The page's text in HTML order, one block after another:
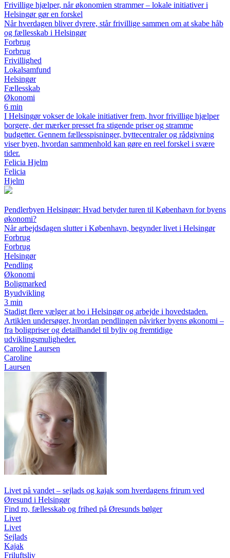
Frivillige hjælper, når økonomien strammer – lokale initiativer i
Helsingør gør en forskel
Når hverdagen bliver dyrere, står frivillige sammen om at skabe håb
og fællesskab i Helsingør
Forbrug
Forbrug
Frivillighed
Lokalsamfund
Helsingør
Fællesskab
Økonomi
6 min
I Helsingør vokser de lokale initiativer frem, hvor frivillige hjælper
borgere, der mærker presset fra stigende priser og stramme
budgetter. Gennem fællesspisninger, byttecentraler og rådgivning
viser byen, hvordan sammenhold kan gøre en reel forskel i svære
tider.
Felicia Hjelm
Felicia
Hjelm
Pendlerbyen Helsingør: Hvad betyder turen til København for byens
økonomi?
Når arbejdsdagen slutter i København, begynder livet i Helsingør
Forbrug
Forbrug
Helsingør
Pendling
Økonomi
Boligmarked
Byudvikling
3 min
Stadigt flere vælger at bo i Helsingør og arbejde i hovedstaden.
Artiklen undersøger, hvordan pendlingen påvirker byens økonomi –
fra boligpriser og detailhandel til byliv og fremtidige
udviklingsmuligheder.
Caroline Laursen
Caroline
Laursen
Livet på vandet – sejlads og kajak som hverdagens frirum ved
Øresund i Helsingør
Find ro, fællesskab og frihed på Øresunds bølger
Livet
Livet
Sejlads
Kajak
Friluftsliv